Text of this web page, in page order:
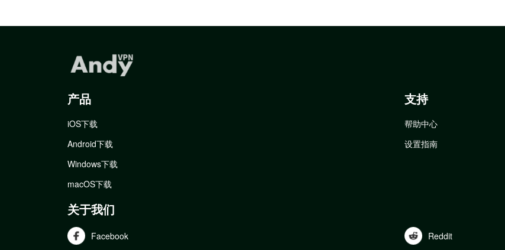
产品
iOS下载
Android下载
Windows下载
macOS下载
支持
帮助中心
设置指南
关于我们
Facebook Reddit